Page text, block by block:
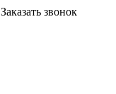
Заказать звонок